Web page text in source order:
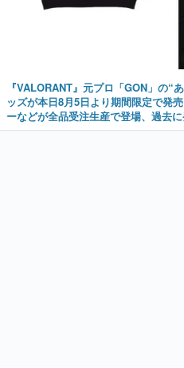
『VALORANT』元プロ「GON」の“
ッズが本日8月5日より期間限定で発
ーなどが全品受注生産で登場、過去